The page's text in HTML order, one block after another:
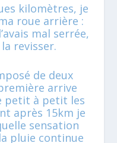
kilomètres, je
roue arrière :
mal serrée,
revisser.
de deux
arrive
petit à petit les
après 15km je
sensation
pluie continue